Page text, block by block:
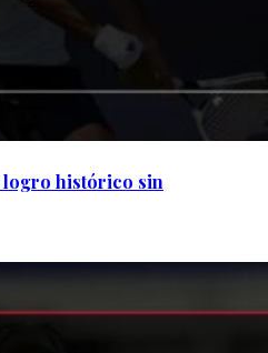
logro histórico sin